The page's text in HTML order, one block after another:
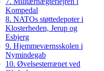
Kompedal
8. NATOs støttedepoter i
Klosterheden, Jerup og
Esbjerg
9. Hjemmeværnsskolen i
Nymindegab
10. Øvelsesterrænet ved